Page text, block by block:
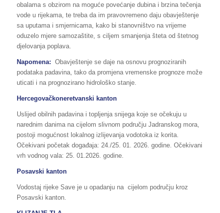
obalama s obzirom na moguće povećanje dubina i brzina tečenja
vode u rijekama, te treba da im pravovremeno daju obavještenje
sa uputama i smjernicama, kako bi stanovništvo na vrijeme
oduzelo mjere samozaštite, s ciljem smanjenja šteta od štetnog
djelovanja poplava.
Napomena: Obavještenje se daje na osnovu prognoziranih
podataka padavina, tako da promjena vremenske prognoze može
uticati i na prognozirano hidrološko stanje.
Hercegovačkoneretvanski kanton
Uslijed obilnih padavina i topljenja snijega koje se očekuju u
narednim danima na cijelom slivnom području Jadranskog mora,
postoji mogućnost lokalnog izlijevanja vodotoka iz korita.
Očekivani početak događaja: 24./25. 01. 2026. godine. Očekivani
vrh vodnog vala: 25. 01.2026. godine.
Posavski kanton
Vodostaj rijeke Save je u opadanju na cijelom području kroz
Posavski kanton.